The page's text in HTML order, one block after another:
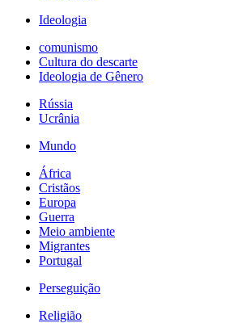
Ideologia
comunismo
Cultura do descarte
Ideologia de Gênero
Rússia
Ucrânia
Mundo
África
Cristãos
Europa
Guerra
Meio ambiente
Migrantes
Portugal
Perseguição
Religião